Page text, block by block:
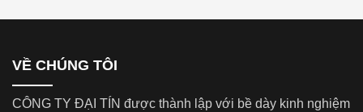
VỀ CHÚNG TÔI
CÔNG TY ĐẠI TÍN được thành lập với bề dày kinh nghiệm